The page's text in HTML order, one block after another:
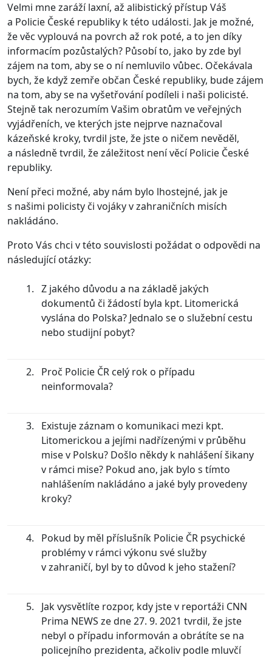
Velmi mne zaráží laxní, až alibistický přístup Váš
a Policie České republiky k této události. Jak je možné,
že věc vyplouvá na povrch až rok poté, a to jen díky
informacím pozůstalých? Působí to, jako by zde byl
zájem na tom, aby se o ní nemluvilo vůbec. Očekávala
bych, že když zemře občan České republiky, bude zájem
na tom, aby se na vyšetřování podíleli i naši policisté.
Stejně tak nerozumím Vašim obratům ve veřejných
vyjádřeních, ve kterých jste nejprve naznačoval
kázeňské kroky, tvrdil jste, že jste o ničem nevěděl,
a následně tvrdil, že záležitost není věcí Policie České
republiky.
Není přeci možné, aby nám bylo lhostejné, jak je
s našimi policisty či vojáky v zahraničních misích
nakládáno.
Proto Vás chci v této souvislosti požádat o odpovědi na
následující otázky:
Z jakého důvodu a na základě jakých
dokumentů či žádostí byla kpt. Litomerická
vyslána do Polska? Jednalo se o služební cestu
nebo studijní pobyt?
Proč Policie ČR celý rok o případu
neinformovala?
Existuje záznam o komunikaci mezi kpt.
Litomerickou a jejími nadřízenými v průběhu
mise v Polsku? Došlo někdy k nahlášení šikany
v rámci mise? Pokud ano, jak bylo s tímto
nahlášením nakládáno a jaké byly provedeny
kroky?
Pokud by měl příslušník Policie ČR psychické
problémy v rámci výkonu své služby
v zahraničí, byl by to důvod k jeho stažení?
Jak vysvětlíte rozpor, kdy jste v reportáži CNN
Prima NEWS ze dne 27. 9. 2021 tvrdil, že jste
nebyl o případu informován a obrátíte se na
policejního prezidenta, ačkoliv podle mluvčí